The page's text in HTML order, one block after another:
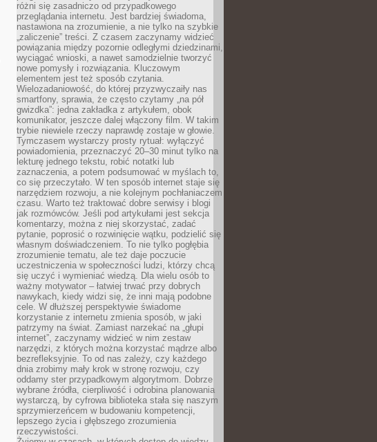
różni się zasadniczo od przypadkowego
przeglądania internetu. Jest bardziej świadoma,
nastawiona na zrozumienie, a nie tylko na szybkie
„zaliczenie” treści. Z czasem zaczynamy widzieć
powiązania między pozornie odległymi dziedzinami,
wyciągać wnioski, a nawet samodzielnie tworzyć
nowe pomysły i rozwiązania. Kluczowym
elementem jest też sposób czytania.
Wielozadaniowość, do której przyzwyczaiły nas
smartfony, sprawia, że często czytamy „na pół
gwizdka”: jedna zakładka z artykułem, obok
komunikator, jeszcze dalej włączony film. W takim
trybie niewiele rzeczy naprawdę zostaje w głowie.
Tymczasem wystarczy prosty rytuał: wyłączyć
powiadomienia, przeznaczyć 20–30 minut tylko na
lekturę jednego tekstu, robić notatki lub
zaznaczenia, a potem podsumować w myślach to,
co się przeczytało. W ten sposób internet staje się
narzędziem rozwoju, a nie kolejnym pochłaniaczem
czasu. Warto też traktować dobre serwisy i blogi
jak rozmówców. Jeśli pod artykułami jest sekcja
komentarzy, można z niej skorzystać, zadać
pytanie, poprosić o rozwinięcie wątku, podzielić się
własnym doświadczeniem. To nie tylko pogłębia
zrozumienie tematu, ale też daje poczucie
uczestniczenia w społeczności ludzi, którzy chcą
się uczyć i wymieniać wiedzą. Dla wielu osób to
ważny motywator – łatwiej trwać przy dobrych
nawykach, kiedy widzi się, że inni mają podobne
cele. W dłuższej perspektywie świadome
korzystanie z internetu zmienia sposób, w jaki
patrzymy na świat. Zamiast narzekać na „głupi
internet”, zaczynamy widzieć w nim zestaw
narzędzi, z których można korzystać mądrze albo
bezrefleksyjnie. To od nas zależy, czy każdego
dnia zrobimy mały krok w stronę rozwoju, czy
oddamy ster przypadkowym algorytmom. Dobrze
wybrane źródła, cierpliwość i odrobina planowania
wystarczą, by cyfrowa biblioteka stała się naszym
sprzymierzeńcem w budowaniu kompetencji,
lepszego życia i głębszego zrozumienia
rzeczywistości.